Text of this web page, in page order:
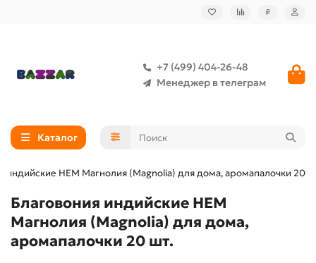
₽
+7 (499) 404-26-48
Менеджер в телеграм
Каталог
индийские HEM Магнолия (Magnolia) для дома, аромапалочки 20
Благовония индийские HEM
Магнолия (Magnolia) для дома,
аромапалочки 20 шт.